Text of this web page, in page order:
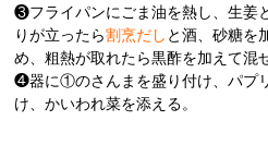
❸フライパンにごま油を熱し、生姜
りが立ったら割烹だし と酒、砂糖を
め、粗熱が取れたら黒酢を加えて混
❹器に①のさんまを盛り付け、パプ
け、かいわれ菜を添える。